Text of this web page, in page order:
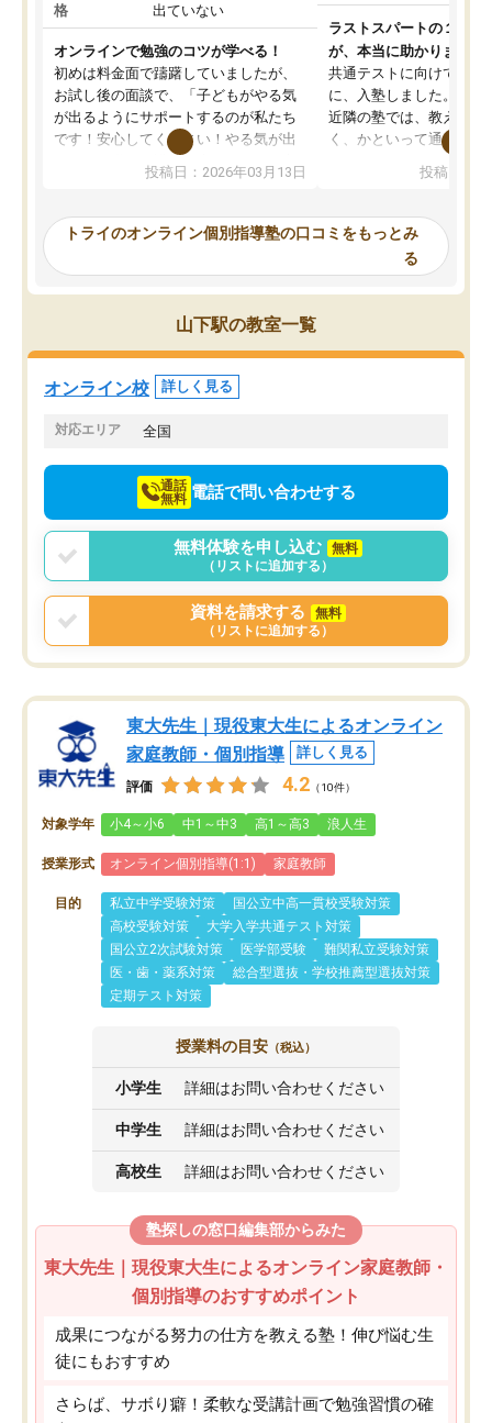
格
出ていない
オンラインで勉強のコツが学べる！
初めは料金面で躊躇していましたが、
お試し後の面談で、「子どもがやる気
が出るようにサポートするのが私たち
です！安心してください！やる気が出
ないのは私たち講師の責任です」と言
ってくださり、確かに！と考えて、思
ったんですが、学生の先生から学ぶこ
み、徐々に成績が上がったらいいなと
思っていました。何が今足りないのか
を的確に指導いただき、子どももびっ
くりするほど楽しんでやる気を持って
塾を受けています。狙い通り、少しず
つ成績も上がり、苦手意識も無くなっ
てきたので、さらに苦手な数学も追加
でお願いしました。来年の高校受験に
投稿日：2026年03月13日
ラストスパートの１か月
が、本当に助かりました
共通テストに向けての追
に、入塾しました。田舎
近隣の塾では、教えても
く、かといって通うには
可能なので本当に助か
らないところをピンポイ
頂いて、とてもわかり
していました。一生を
スト、多少お金がかかっ
投稿日：
トライのオンライン個別指導塾の口コミをもっとみ
る
山下駅の教室一覧
オンライン校 詳しく見る
対応エリア 全国
通話
無料 電話で問い合わせする
無料体験を申し込む
無料
（リストに追加する）
資料を請求する
無料
（リストに追加する）
東大先生｜現役東大生によるオンライン
家庭教師・個別指導
詳しく見る
評価 4.2 （10件）
対象学年 小4～小6 中1～中3 高1～高3 浪人生
授業形式 オンライン個別指導(1:1) 家庭教師
目的 私立中学受験対策
国公立中高一貫校受験対策
高校受験対策
大学入学共通テスト対策
国公立2次試験対策
医学部受験
難関私立受験対策
医・歯・薬系対策
総合型選抜・学校推薦型選抜対策
定期テスト対策
授業料の目安 （税込）
小学生 詳細はお問い合わせください
中学生 詳細はお問い合わせください
高校生 詳細はお問い合わせください
塾探しの窓口編集部からみた
東大先生｜現役東大生によるオンライン家庭教師・
個別指導のおすすめポイント
成果につながる努力の仕方を教える塾！伸び悩む生
徒にもおすすめ
さらば、サボり癖！柔軟な受講計画で勉強習慣の確